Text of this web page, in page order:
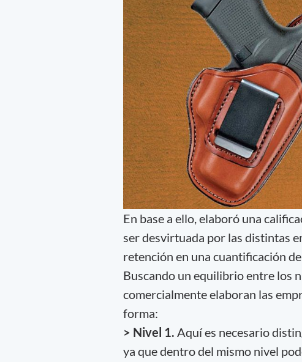
En base a ello, elaboró una
ser desvirtuada por las distintas
retención en una cuantificación
Buscando un equilibrio entre los
comercialmente elaboran las
forma:
> Nivel 1. Aquí es necesario
ya que dentro del mismo nivel